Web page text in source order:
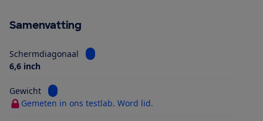
Samenvatting
Schermdiagonaal
Bekijk informatie voor Schermdiagonaal
6,6 inch
Gewicht
Bekijk informatie voor Gewicht
Gemeten in ons testlab. Word lid.